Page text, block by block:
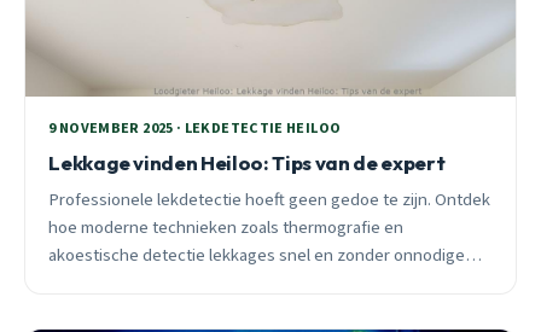
9 NOVEMBER 2025 · LEKDETECTIE HEILOO
Lekkage vinden Heiloo: Tips van de expert
Professionele lekdetectie hoeft geen gedoe te zijn. Ontdek
hoe moderne technieken zoals thermografie en
akoestische detectie lekkages snel en zonder onnodige